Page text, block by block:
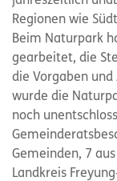
Regionen wie
Beim Naturpark
gearbeitet, die
die Vorgaben und
wurde die
noch
Gemeinden, 7
Landkreis